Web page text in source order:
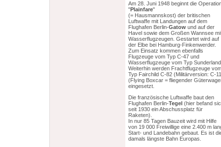
Am 28. Juni 1948 beginnt die
"Plainfare"
(= Hausmannskost) der britischen
Luftwaffe mit Landungen auf dem
Flughafen Berlin-Gatow und auf der
Havel sowie dem Großen Wannsee
Wasserflugzeugen. Gestartet wird auf
der Elbe bei Hamburg-Finkenwerder.
Zum Einsatz kommen ebenfalls
Flugzeuge vom Typ C-47 und
Wasserflugzeuge vom Typ
Weiterhin werden Frachtflugzeuge
Typ Fairchild C-82 (Militärversion: C-
(Flying Boxcar = fliegender
eingesetzt.
Die französische Luftwaffe baut den
Flughafen Berlin-Tegel (hier befand
seit 1930 ein Abschussplatz für
Raketen).
In nur 85 Tagen Bauzeit wird mit Hilfe
von 19 000 Freiwillige eine 2.400 m
Start- und Landebahn gebaut. Es ist
damals längste Bahn Europas.